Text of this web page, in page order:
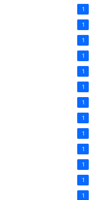
1
1
1
1
1
1
1
1
1
1
1
1
1